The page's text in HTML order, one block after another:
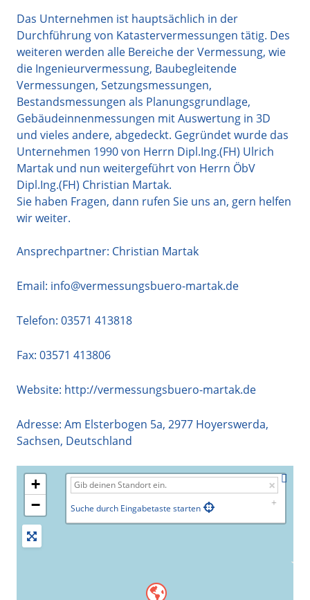
Das Unternehmen ist hauptsächlich in der
Durchführung von Katastervermessungen tätig. Des
weiteren werden alle Bereiche der Vermessung, wie
die Ingenieurvermessung, Baubegleitende
Vermessungen, Setzungsmessungen,
Bestandsmessungen als Planungsgrundlage,
Gebäudeinnenmessungen mit Auswertung in 3D
und vieles andere, abgedeckt. Gegründet wurde das
Unternehmen 1990 von Herrn Dipl.Ing.(FH) Ulrich
Martak und nun weitergeführt von Herrn ÖbV
Dipl.Ing.(FH) Christian Martak.
Sie haben Fragen, dann rufen Sie uns an, gern helfen
wir weiter.
Ansprechpartner: Christian Martak
Email: info@vermessungsbuero-martak.de
Telefon: 03571 413818
Fax: 03571 413806
Website: http://vermessungsbuero-martak.de
Adresse: Am Elsterbogen 5a, 2977 Hoyerswerda,
Sachsen, Deutschland
+
−
Suche durch Eingabetaste starten